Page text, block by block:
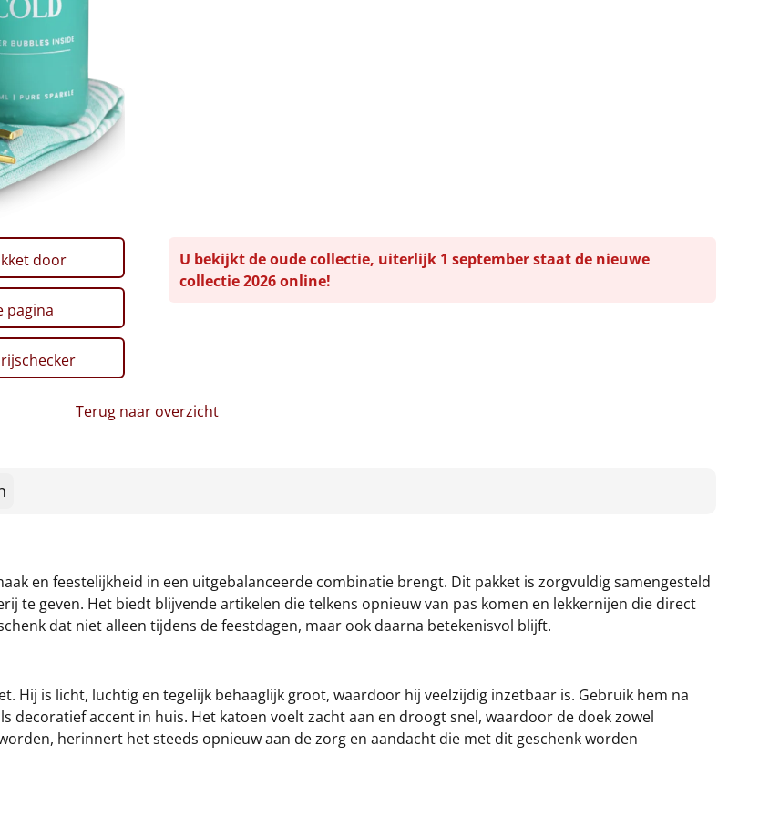
door
pagina
U bekijkt de oude collectie, uiterlijk 1 september staat de nieuwe
collectie 2026 online!
Terug naar overzicht
en feestelijkheid in een uitgebalanceerde combinatie brengt. Dit pakket is zorgvuldig samengesteld
te geven. Het biedt blijvende artikelen die telkens opnieuw van pas komen en lekkernijen die direct
dat niet alleen tijdens de feestdagen, maar ook daarna betekenisvol blijft.
Hij is licht, luchtig en tegelijk behaaglijk groot, waardoor hij veelzijdig inzetbaar is. Gebruik hem na
decoratief accent in huis. Het katoen voelt zacht aan en droogt snel, waardoor de doek zowel
herinnert het steeds opnieuw aan de zorg en aandacht die met dit geschenk worden